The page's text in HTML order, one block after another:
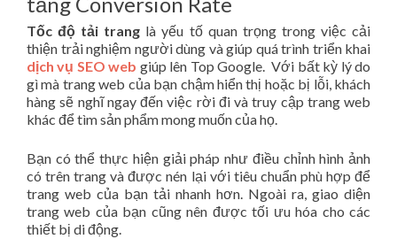
Tốc độ tải trang là yếu tố quan trọng trong việc cải
thiện trải nghiệm người dùng và giúp quá trình triển khai
dịch vụ SEO web giúp lên Top Google. Với bất kỳ lý do
gì mà trang web của bạn chậm hiển thị hoặc bị lỗi, khách
hàng sẽ nghĩ ngay đến việc rời đi và truy cập trang web
khác để tìm sản phẩm mong muốn của họ.
Bạn có thể thực hiện giải pháp như điều chỉnh hình ảnh
có trên trang và được nén lại với tiêu chuẩn phù hợp để
trang web của bạn tải nhanh hơn. Ngoài ra, giao diện
trang web của bạn cũng nên được tối ưu hóa cho các
thiết bị di động.